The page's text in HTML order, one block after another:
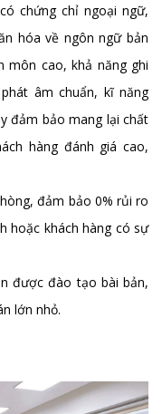
chứng chỉ ngoại ngữ,
hóa về ngôn ngữ bản
môn cao, khả năng ghi
âm chuẩn, kĩ năng
đảm bảo mang lại chất
hàng đánh giá cao,
đảm bảo 0% rủi ro
hoặc khách hàng có sự
được đào tạo bài bản,
lớn nhỏ.